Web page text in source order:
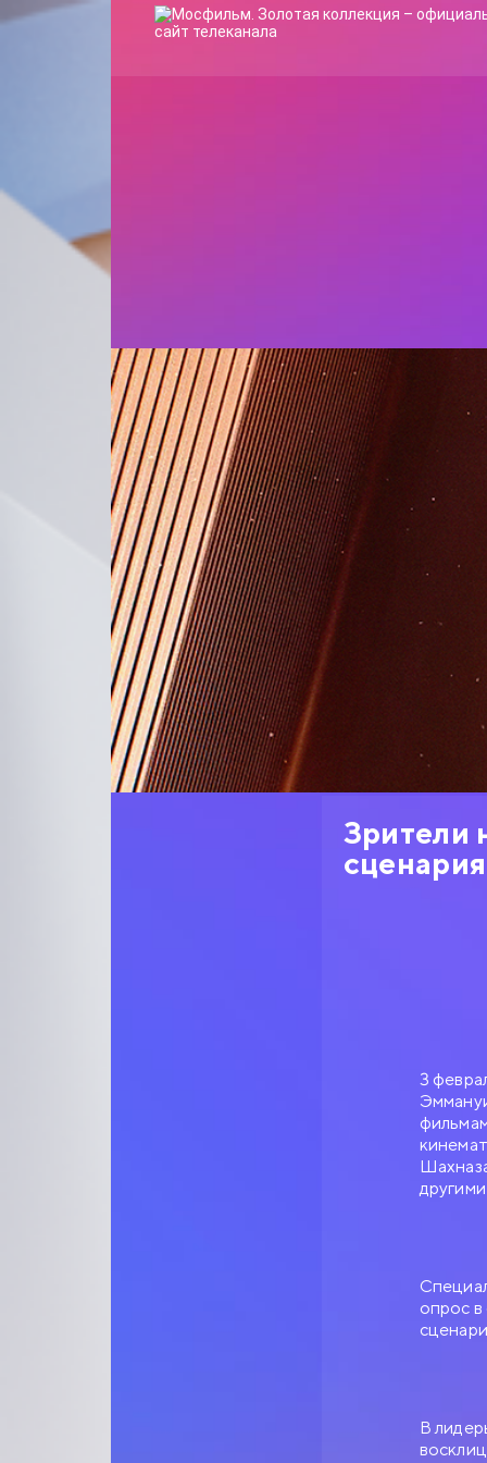
Зрители
3
опрос в
В